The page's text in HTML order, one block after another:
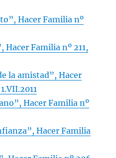
Hacer Familia nº
Hacer Familia nº 211,
la amistad”, Hacer
Hacer Familia nº
Hacer Familia